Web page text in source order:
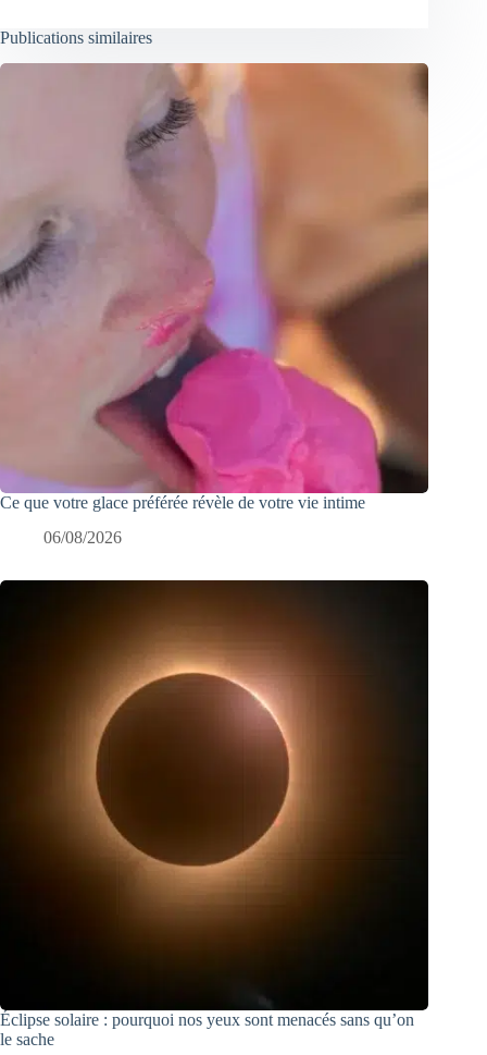
Publications similaires
Ce que votre glace préférée révèle de votre vie intime
06/08/2026
Éclipse solaire : pourquoi nos yeux sont menacés sans qu’on
le sache